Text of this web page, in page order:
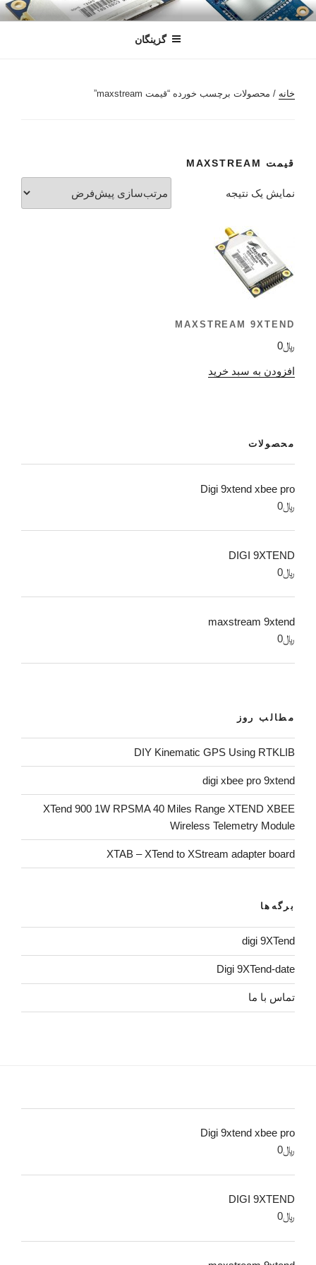
رفتن
به
سندون
فروشگاه اینترنتی
گزینگان
خانه / محصولات برچسب خورده “قیمت maxstream”
قیمت MAXSTREAM
نمایش یک نتیجه
MAXSTREAM 9XTEND
﷼0
افزودن به سبد خرید
محصولات
Digi 9xtend xbee pro
﷼0
DIGI 9XTEND
﷼0
maxstream 9xtend
﷼0
مطالب روز
DIY Kinematic GPS Using RTKLIB
digi xbee pro 9xtend
XTend 900 1W RPSMA 40 Miles Range XTEND XBEE
Wireless Telemetry Module
XTAB – XTend to XStream adapter board
برگه‌ها
digi 9XTend
Digi 9XTend-date
تماس با ما
Digi 9xtend xbee pro
﷼0
DIGI 9XTEND
﷼0